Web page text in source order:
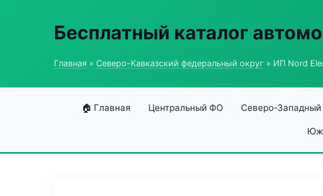
Бесплатный каталог
Главная » Северо-Кавказский федеральный округ » ИП Nord
🏠 Главная Центральный ФО Северо-